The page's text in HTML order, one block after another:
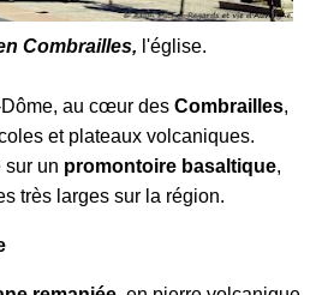
Combrailles, l'église.
au cœur des Combrailles,
et plateaux volcaniques.
sur un promontoire basaltique,
très larges sur la région.